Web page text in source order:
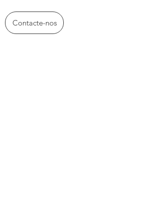
Contacte-nos